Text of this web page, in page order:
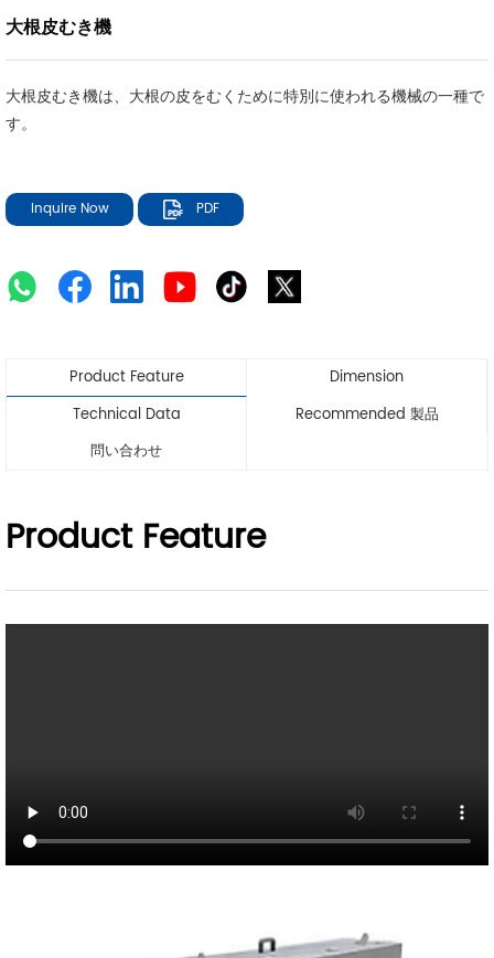
大根皮むき機
大根皮むき機は、大根の皮をむくために特別に使われる機械の一種で
す。
Inquire Now PDF
Product Feature
Dimension
Technical Data
Recommended 製品
問い合わせ
Product Feature